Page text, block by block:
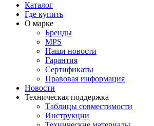
Каталог
Где купить
О марке
Бренды
MPS
Наши новости
Гарантия
Сертификаты
Правовая информация
Новости
Техническая поддержка
Таблицы совместимости
Инструкции